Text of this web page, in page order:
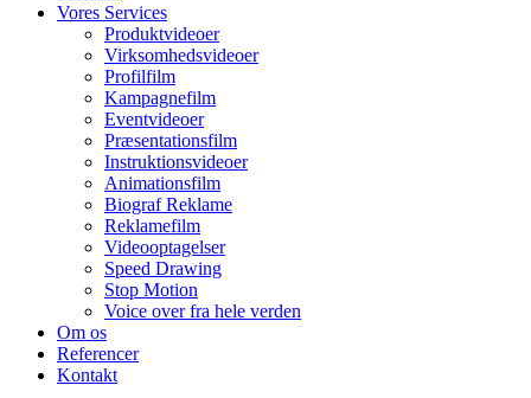
Vores Services
Produktvideoer
Virksomhedsvideoer
Profilfilm
Kampagnefilm
Eventvideoer
Præsentationsfilm
Instruktionsvideoer
Animationsfilm
Biograf Reklame
Reklamefilm
Videooptagelser
Speed Drawing
Stop Motion
Voice over fra hele verden
Om os
Referencer
Kontakt